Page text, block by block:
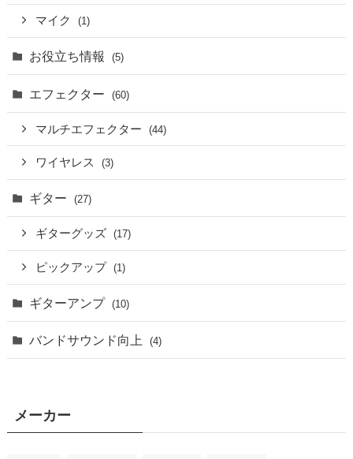
マイク (1)
お役立ち情報 (5)
エフェクター (60)
マルチエフェクター (44)
ワイヤレス (3)
ギター (27)
ギターグッズ (17)
ピックアップ (1)
ギターアンプ (10)
バンドサウンド向上 (4)
メーカー